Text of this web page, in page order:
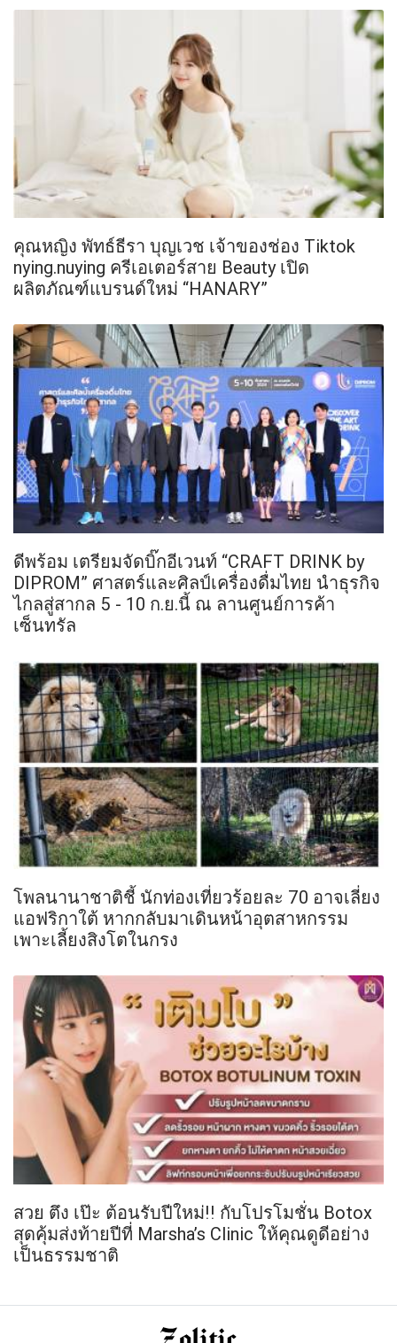
คุณหญิง พัทธ์ธีรา บุญเวช เจ้าของช่อง Tiktok
nying.nuying ครีเอเตอร์สาย Beauty เปิด
ผลิตภัณฑ์แบรนด์ใหม่ “HANARY”
ดีพร้อม เตรียมจัดบิ๊กอีเวนท์ “CRAFT DRINK by
DIPROM” ศาสตร์และศิลป์เครื่องดื่มไทย นำธุรกิจ
ไกลสู่สากล 5 - 10 ก.ย.นี้ ณ ลานศูนย์การค้า
เซ็นทรัล
โพลนานาชาติชี้ นักท่องเที่ยวร้อยละ 70 อาจเลี่ยง
แอฟริกาใต้ หากกลับมาเดินหน้าอุตสาหกรรม
เพาะเลี้ยงสิงโตในกรง
สวย ตึง เป๊ะ ต้อนรับปีใหม่!! กับโปรโมชั่น Botox
สุดคุ้มส่งท้ายปีที่ Marsha’s Clinic ให้คุณดูดีอย่าง
เป็นธรรมชาติ